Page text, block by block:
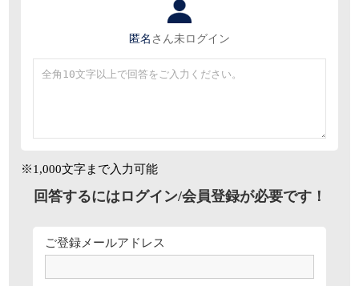
匿名 さん未ログイン
※1,000文字まで入力可能
回答するにはログイン/会員登録が必要です！
ご登録メールアドレス